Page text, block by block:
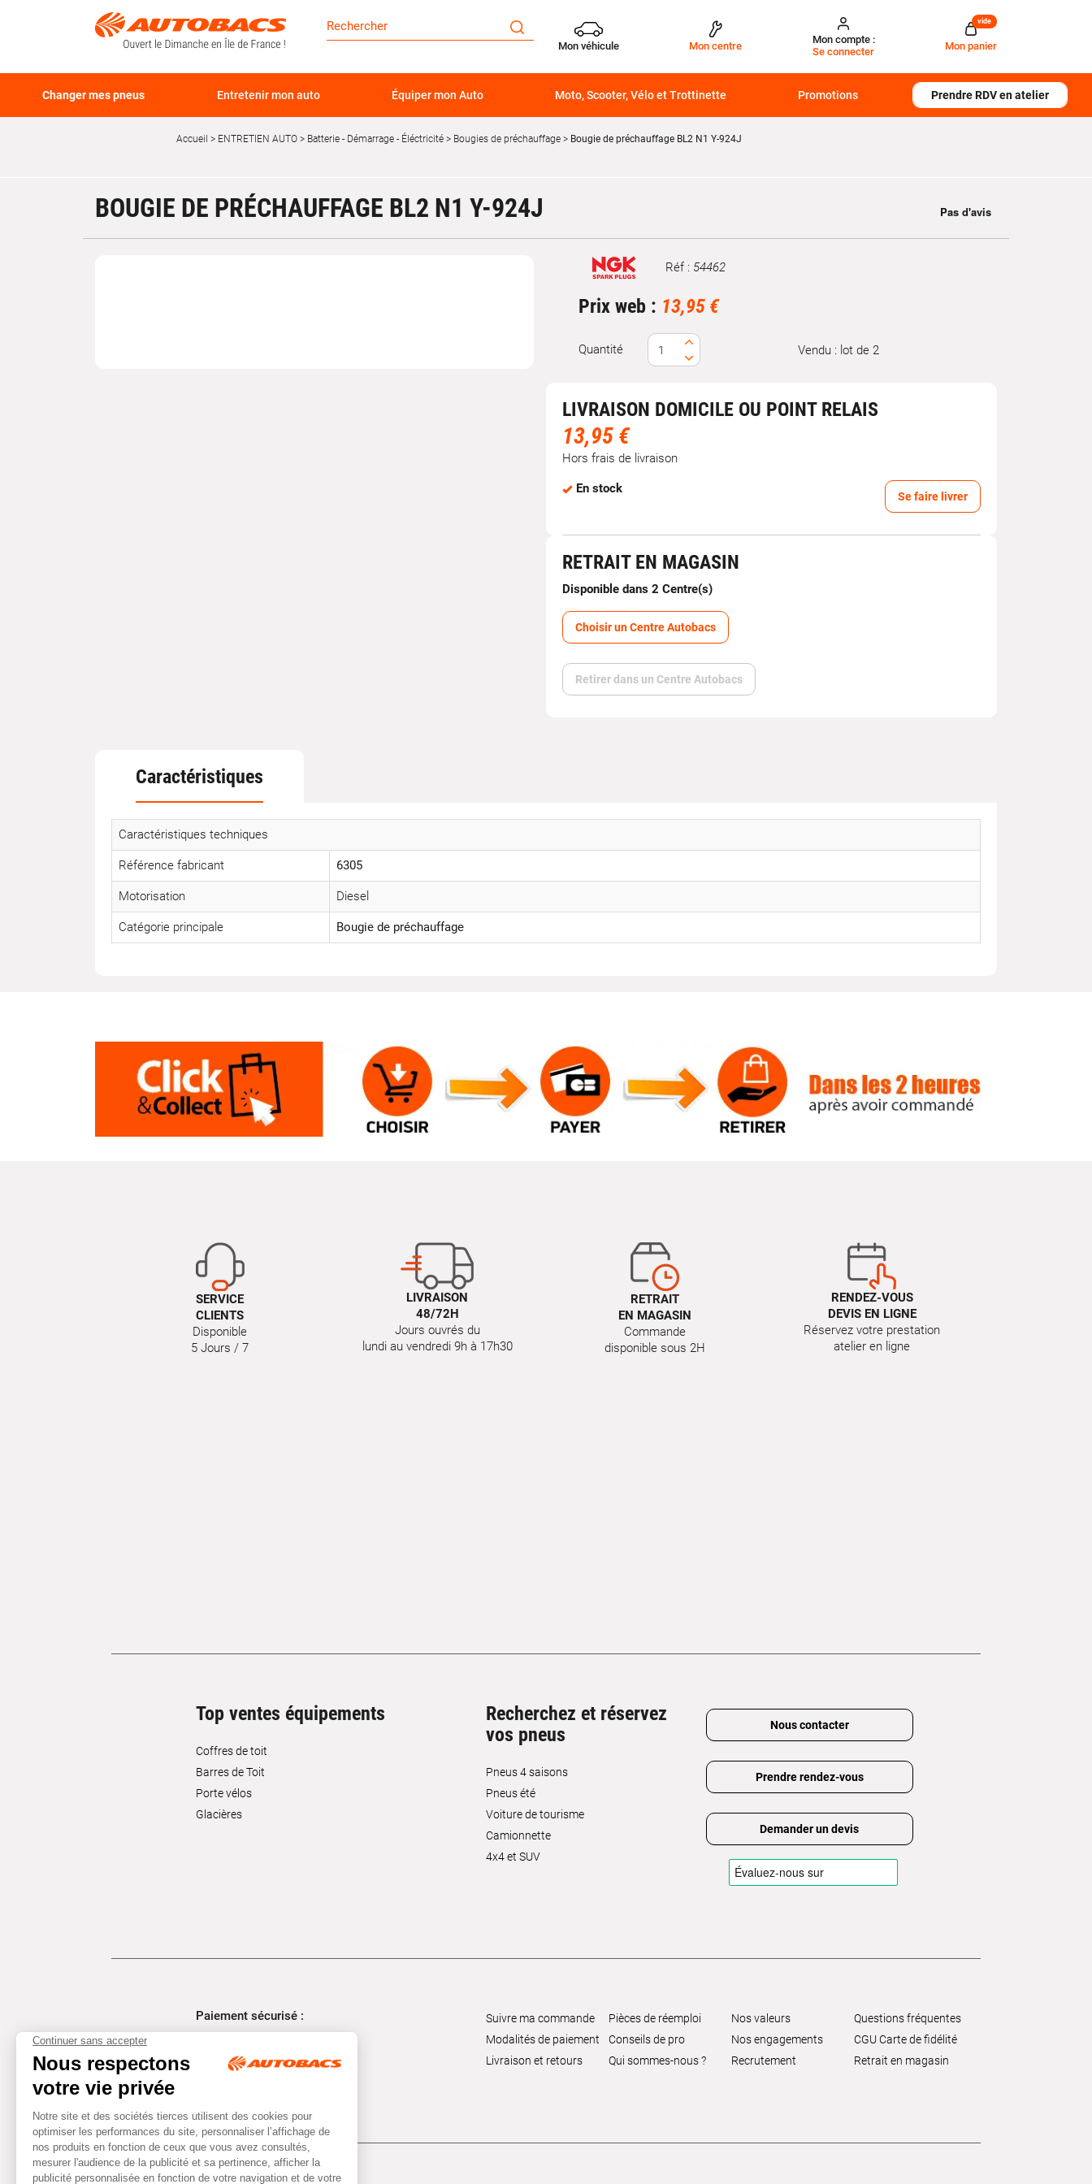
Mon véhicule Mon centre
Mon compte :
Se connecter
Mon panier
vide
Changer mes pneus Entretenir mon auto Équiper mon Auto Moto, Scooter, Vélo et Trottinette Promotions Prendre RDV en atelier
Accueil ENTRETIEN AUTO Batterie - Démarrage - Éléctricité Bougies de préchauffage Bougie de préchauffage BL2 N1 Y-924J
BOUGIE DE PRÉCHAUFFAGE BL2 N1 Y-924J
Marque Réf : 54462
Prix web : 13,95 €
Quantité Vendu : lot de 2
LIVRAISON DOMICILE OU POINT RELAIS
13,95 €
Hors frais de livraison
En stock
Se faire livrer
RETRAIT EN MAGASIN
Disponible dans 2 Centre(s)
Choisir un Centre Autobacs
Retirer dans un Centre Autobacs
Caractéristiques
Caractéristiques techniques
Référence fabricant 6305
Motorisation Diesel
Catégorie principale Bougie de préchauffage
SERVICE
CLIENTS
Disponible
5 Jours / 7
LIVRAISON
48/72H
Jours ouvrés du
lundi au vendredi 9h à 17h30
RETRAIT
EN MAGASIN
Commande
disponible sous 2H
RENDEZ-VOUS
DEVIS EN LIGNE
Réservez votre prestation
atelier en ligne
Top ventes équipements
Coffres de toit
Barres de Toit
Porte vélos
Glacières
Recherchez et réservez
vos pneus
Pneus 4 saisons
Pneus été
Voiture de tourisme
Camionnette
4x4 et SUV
Nous contacter
Prendre rendez-vous
Demander un devis
Paiement sécurisé :
Suivre ma commande
Modalités de paiement
Livraison et retours
Pièces de réemploi
Conseils de pro
Qui sommes-nous ?
Nos valeurs
Nos engagements
Recrutement
Questions fréquentes
CGU Carte de fidélité
Retrait en magasin